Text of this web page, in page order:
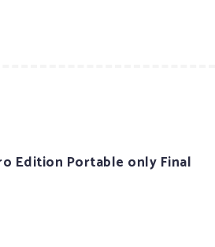
Edition Portable only Final